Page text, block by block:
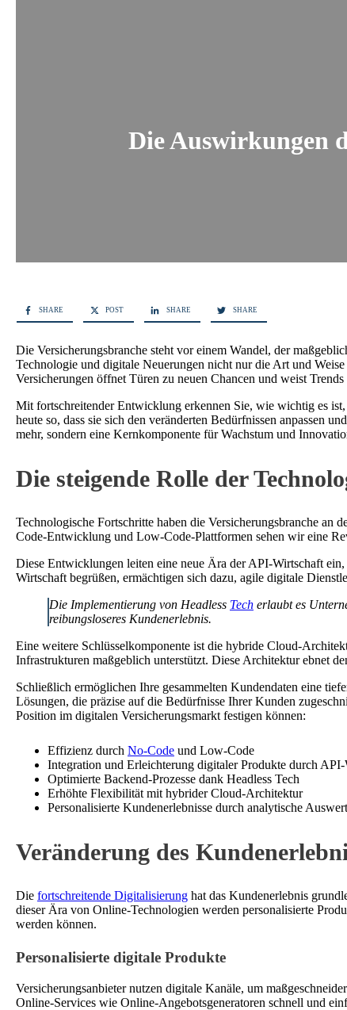
Die Auswirkungen
SHARE POST SHARE SHARE
Die Versicherungsbranche steht vor einem Wandel, der
Technologie und digitale Neuerungen nicht nur die Art und
Versicherungen öffnet Türen zu neuen Chancen und weist
Mit fortschreitender Entwicklung erkennen Sie, wie wichtig es ist,
heute so, dass sie sich den veränderten Bedürfnissen anpassen
mehr, sondern eine Kernkomponente für Wachstum und
Die steigende Rolle der
Technologische Fortschritte haben die Versicherungsbranche
Code-Entwicklung und Low-Code-Plattformen sehen wir eine
Diese Entwicklungen leiten eine neue Ära der API-Wirtschaft
Wirtschaft begrüßen, ermächtigen sich dazu, agile digitale
Die Implementierung von Headless Tech erlaubt es
reibungsloseres Kundenerlebnis.
Eine weitere Schlüsselkomponente ist die hybride Cloud-
Infrastrukturen maßgeblich unterstützt. Diese Architektur ebnet
Schließlich ermöglichen Ihre gesammelten Kundendaten eine
Lösungen, die präzise auf die Bedürfnisse Ihrer Kunden
Position im digitalen Versicherungsmarkt festigen können:
Effizienz durch No-Code und Low-Code
Integration und Erleichterung digitaler Produkte durch
Optimierte Backend-Prozesse dank Headless Tech
Erhöhte Flexibilität mit hybrider Cloud-Architektur
Personalisierte Kundenerlebnisse durch analytische
Veränderung des
Die fortschreitende Digitalisierung hat das Kundenerlebnis
dieser Ära von Online-Technologien werden personalisierte
werden können.
Personalisierte digitale Produkte
Versicherungsanbieter nutzen digitale Kanäle, um
Online-Services wie Online-Angebotsgeneratoren schnell und